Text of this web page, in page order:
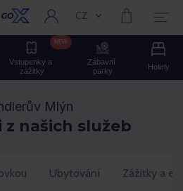
Aktuální jazyk:
CZ
Vstupenky a
zážitky
NEW
Zábavní
parky
Hotely
Mlýn
z našich služeb
Ubytování Zážitky a